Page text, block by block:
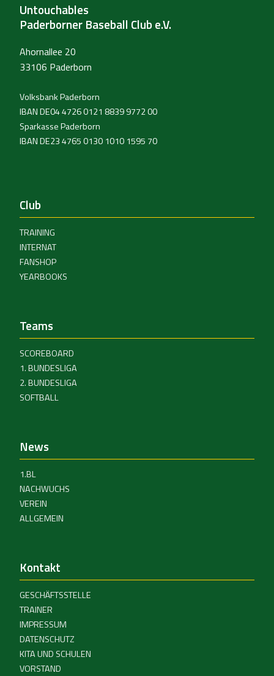
Untouchables
Paderborner Baseball Club e.V.
Ahornallee 20
33106 Paderborn
Volksbank Paderborn
IBAN DE04 4726 0121 8839 9772 00
Sparkasse Paderborn
IBAN DE23 4765 0130 1010 1595 70
Club
TRAINING
INTERNAT
FANSHOP
YEARBOOKS
Teams
SCOREBOARD
1. BUNDESLIGA
2. BUNDESLIGA
SOFTBALL
News
1.BL
NACHWUCHS
VEREIN
ALLGEMEIN
Kontakt
GESCHÄFTSSTELLE
TRAINER
IMPRESSUM
DATENSCHUTZ
KITA UND SCHULEN
VORSTAND